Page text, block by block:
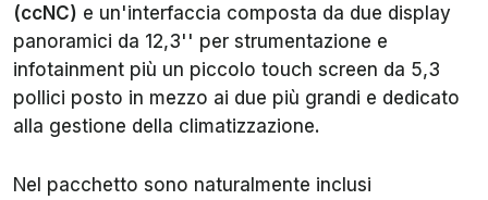
(ccNC) e un'interfaccia composta da due display
panoramici da 12,3'' per strumentazione e
infotainment più un piccolo touch screen da 5,3
pollici posto in mezzo ai due più grandi e dedicato
alla gestione della climatizzazione.
Nel pacchetto sono naturalmente inclusi